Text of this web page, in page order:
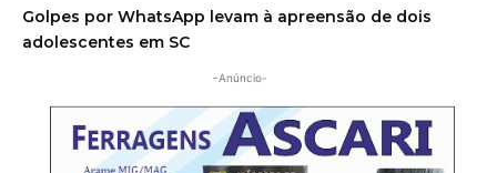
Golpes por WhatsApp levam à apreensão de dois
adolescentes em SC
-Anúncio-